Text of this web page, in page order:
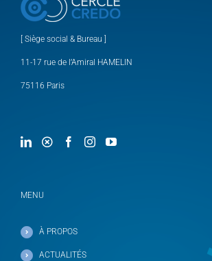
[ Siège social & Bureau ]
11-17 rue de l’Amiral HAMELIN
75116 Paris
MENU
À PROPOS
ACTUALITÉS